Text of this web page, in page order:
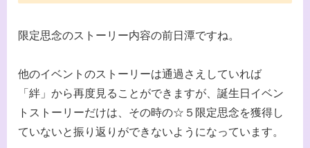
限定思念のストーリー内容の前日潭ですね。
他のイベントのストーリーは通過さえしていれば
「絆」から再度見ることができますが、誕生日イベン
トストーリーだけは、その時の☆５限定思念を獲得し
ていないと振り返りができないようになっています。